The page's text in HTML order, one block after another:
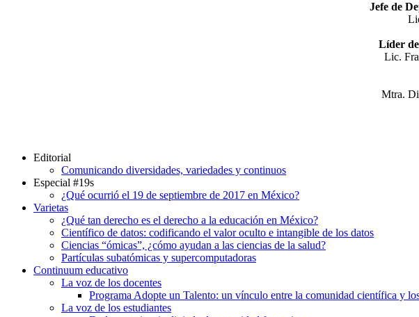
Jefe de
Líder
Lic.
Mtra.
Editorial
Comunicando diversidades, variedades y continuos
Especial #19s
¿Qué ocurrió el 19 de septiembre de 2017 en México?
Varietas
¿Qué tan derecho es el derecho a la educación en México?
Científico de datos: codificando el valor oculto e intangible de los datos
Ciencias “ómicas”, ¿cómo ayudan a las ciencias de la salud?
Partículas subatómicas y supercomputadoras
Continuum educativo
La voz de los docentes
Programa Adopte un Talento: un vínculo entre la comunidad científica y
La voz de los estudiantes